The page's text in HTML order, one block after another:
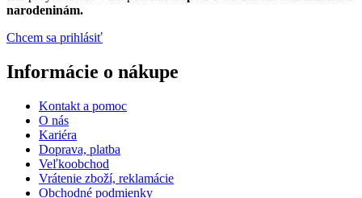
narodeninám.
Chcem sa prihlásiť
Informácie o nákupe
Kontakt a pomoc
O nás
Kariéra
Doprava, platba
Veľkoobchod
Vrátenie zboží, reklamácie
Obchodné podmienky